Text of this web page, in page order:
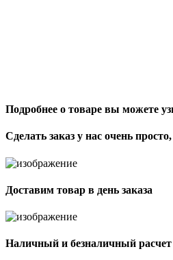
Подробнее о товаре вы можете
Сделать заказ у нас очень
Доставим товар в день заказа
Наличный и безналичный расчет